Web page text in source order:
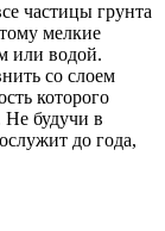
частицы грунта
мелкие
или водой.
со слоем
которого
будучи в
до года,